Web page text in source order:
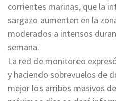
corrientes marinas, que la
sargazo aumenten en la
moderados a intensos
semana.
La red de monitoreo
y haciendo sobrevuelos de
mejor los arribos masivos